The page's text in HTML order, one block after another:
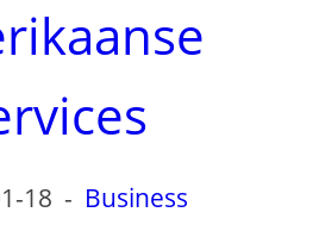
18 - Business